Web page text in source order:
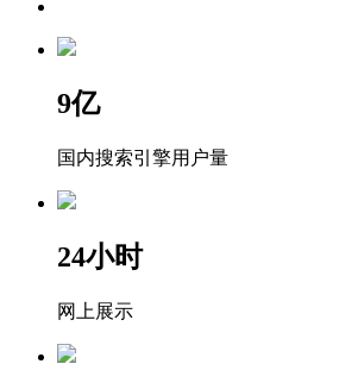
9亿
国内搜索引擎用户量
24小时
网上展示